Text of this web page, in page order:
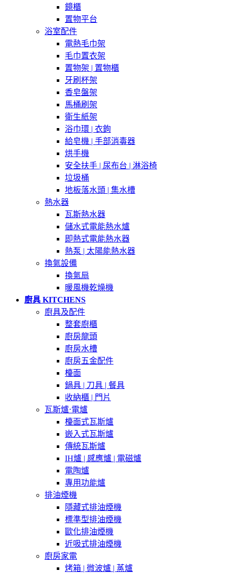
鏡櫃
置物平台
浴室配件
電熱毛巾架
毛巾置衣架
置物架 | 置物櫃
牙刷杯架
香皂盤架
馬桶刷架
衛生紙架
浴巾環 | 衣鉤
給皂機 | 手部消毒器
烘手機
安全扶手 | 尿布台 | 淋浴椅
垃圾桶
地板落水頭 | 集水槽
熱水器
瓦斯熱水器
儲水式電能熱水爐
即熱式電能熱水器
熱泵 | 太陽能熱水器
換氣設備
換氣扇
暖風機乾燥機
廚具 KITCHENS
廚具及配件
整套廚櫃
廚房龍頭
廚房水槽
廚房五金配件
檯面
鍋具 | 刀具 | 餐具
收納櫃 | 門片
瓦斯爐⋅電爐
檯面式瓦斯爐
嵌入式瓦斯爐
傳統瓦斯爐
IH爐 | 感應爐 | 電磁爐
電陶爐
專用功能爐
排油煙機
隱藏式排油煙機
標準型排油煙機
歐化排油煙機
近吸式排油煙機
廚房家電
烤箱 | 微波爐 | 蒸爐